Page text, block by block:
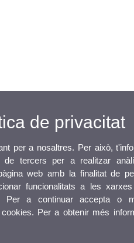
de privacitat
per a nosaltres. Per això,
de tercers per a realitzar
web amb la finalitat de
funcionalitats a les
Per a continuar accepta o
Per a obtenir més